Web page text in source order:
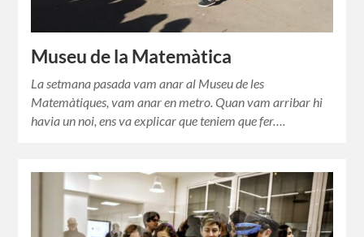
Museu de la Matemàtica
La setmana pasada vam anar al Museu de les
Matemàtiques, vam anar en metro. Quan vam arribar hi
havia un noi, ens va explicar que teniem que fer….